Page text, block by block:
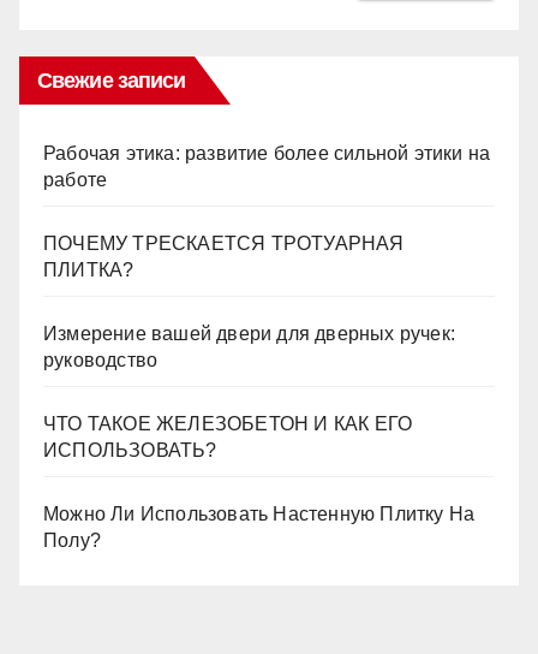
Свежие записи
Рабочая этика: развитие более сильной этики на
работе
ПОЧЕМУ ТРЕСКАЕТСЯ ТРОТУАРНАЯ
ПЛИТКА?
Измерение вашей двери для дверных ручек:
руководство
ЧТО ТАКОЕ ЖЕЛЕЗОБЕТОН И КАК ЕГО
ИСПОЛЬЗОВАТЬ?
Можно Ли Использовать Настенную Плитку На
Полу?